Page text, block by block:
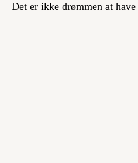
Det er ikke drømmen at have